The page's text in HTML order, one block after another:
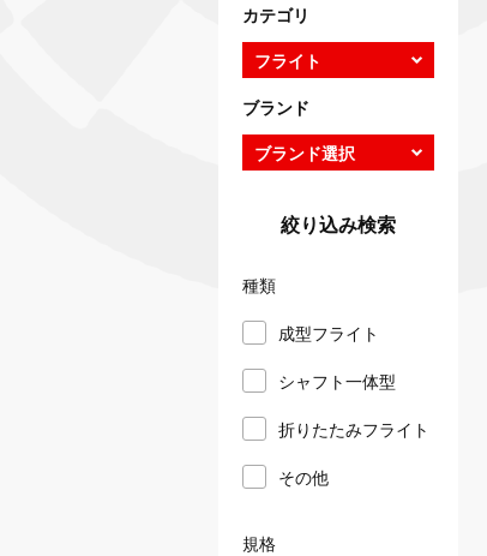
カテゴリ
ブランド
絞り込み検索
種類
成型フライト
シャフト一体型
折りたたみフライト
その他
規格